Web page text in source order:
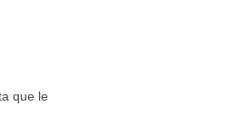
que le